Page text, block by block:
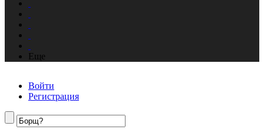
Еще
Войти
Регистрация